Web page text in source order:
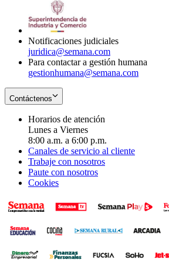
Notificaciones judiciales
juridica@semana.com
Para contactar a gestión humana
gestionhumana@semana.com
Contáctenos
Horarios de atención
Lunes a Viernes
8:00 a.m. a 6:00 p.m.
Canales de servicio al cliente
Trabaje con nosotros
Paute con nosotros
Cookies